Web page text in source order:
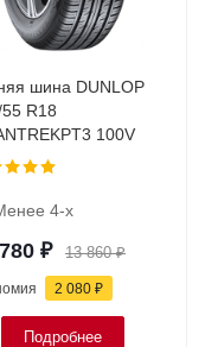
шина DUNLOP
R18
100V
4-х
₽ 13 860₽
2 080 ₽
Подробнее